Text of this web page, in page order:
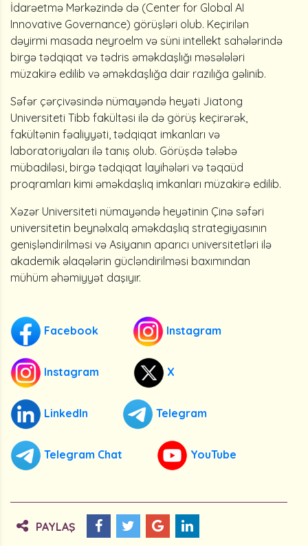
İdarəetmə Mərkəzində də (Center for Global AI
Innovative Governance) görüşləri olub. Keçirilən
dəyirmi masada neyroelm və süni intellekt sahələrində
birgə tədqiqat və tədris əməkdaşlığı məsələləri
müzakirə edilib və əməkdaşlığa dair razılığa gəlinib.
Səfər çərçivəsində nümayəndə heyəti Jiatong
Universiteti Tibb fakültəsi ilə də görüş keçirərək,
fakültənin fəaliyyəti, tədqiqat imkanları və
laboratoriyaları ilə tanış olub. Görüşdə tələbə
mübadiləsi, birgə tədqiqat layihələri və təqaüd
proqramları kimi əməkdaşlıq imkanları müzakirə edilib.
Xəzər Universiteti nümayəndə heyətinin Çinə səfəri
universitetin beynəlxalq əməkdaşlıq strategiyasının
genişləndirilməsi və Asiyanın aparıcı universitetləri ilə
akademik əlaqələrin gücləndirilməsi baxımından
mühüm əhəmiyyət daşıyır.
Facebook Instagram
Instagram X
LinkedIn Telegram
Telegram Chat YouTube
PAYLAŞ